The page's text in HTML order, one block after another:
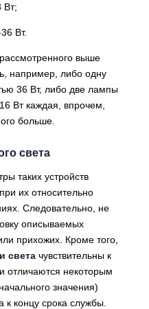
Вт;
Вт.
выше
например, либо одну
36 Вт, либо две лампы
Вт каждая, впрочем,
больше.
света
таких устройств
их относительно
Следовательно, не
описываемых
прихожих. Кроме того,
света чувствительны к
отличаются некоторым
значения)
к концу срока службы.